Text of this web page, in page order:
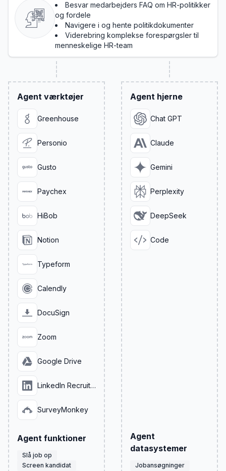
Besvar medarbejders FAQ om HR-politikker
og fordele
Navigere i og hente politikdokumenter
Viderebring komplekse forespørgsler til
menneskelige HR-team
Agent værktøjer
Greenhouse
Personio
Gusto
Paychex
HiBob
Notion
Typeform
Calendly
DocuSign
Zoom
Google Drive
LinkedIn Recruiter
SurveyMonkey
Agent funktioner
Slå job op
Screen kandidat
Agent hjerne
Chat GPT
Claude
Gemini
Perplexity
DeepSeek
Code
Agent
datasystemer
Jobansøgninger